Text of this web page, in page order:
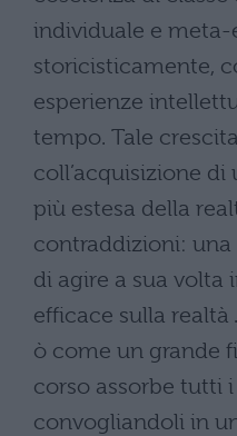
individuale e meta-
storicisticamente,
esperienze
tempo. Tale
coll’acquisizione
più estesa della
contraddizioni:
di agire a sua volta
efficace sulla realtà
ò come un grande
corso assorbe tutti
convogliandoli in